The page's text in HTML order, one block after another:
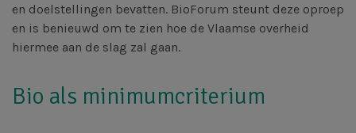
en doelstellingen bevatten. BioForum steunt deze oproep
en is benieuwd om te zien hoe de Vlaamse overheid
hiermee aan de slag zal gaan.
Bio als minimumcriterium